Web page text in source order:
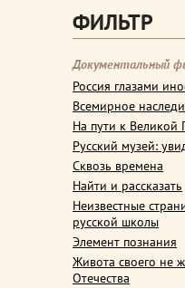
ФИЛЬТР
Документальный
Россия глазами
Всемирное
На пути к Великой
Русский музей:
Сквозь времена
Найти и рассказать
Неизвестные
русской школы
Элемент познания
Живота своего не
Отечества